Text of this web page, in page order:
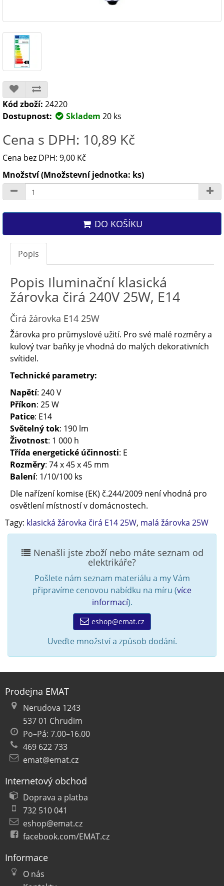
Kód zboží: 24220
Dostupnost:
Skladem 20 ks
Cena s DPH: 10,89 Kč
Cena bez DPH: 9,00 Kč
Množství (Množstevní jednotka: ks)
DO KOŠÍKU
Popis
Popis Iluminační klasická
žárovka čirá 240V 25W, E14
Čirá žárovka E14 25W
Žárovka pro průmyslové užití. Pro své malé rozměry a
kulový tvar baňky je vhodná do malých dekorativních
svítidel.
Technické parametry:
Napětí: 240 V
Příkon: 25 W
Patice: E14
Světelný tok: 190 lm
Životnost: 1 000 h
Třída energetické účinnosti: E
Rozměry: 74 x 45 x 45 mm
Balení: 1/10/100 ks
Dle nařízení komise (EK) č.244/2009 není vhodná pro
osvětlení místností v domácnostech.
Tagy: klasická žárovka čirá E14 25W, malá žárovka 25W
Nenašli jste zboží nebo máte seznam od
elektrikáře?
Pošlete nám seznam materiálu a my Vám
připravíme cenovou nabídku na míru (více
informací).
eshop@emat.cz
Uveďte množství a způsob dodání.
Prodejna EMAT
Nerudova 1243
537 01 Chrudim
Po–Pá: 7.00–16.00
469 622 733
emat@emat.cz
Internetový obchod
Doprava a platba
732 510 041
eshop@emat.cz
facebook.com/EMAT.cz
Informace
O nás